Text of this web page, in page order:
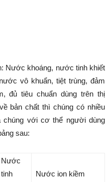
Nước khoáng, nước tinh khiết
vô khuẩn, tiệt trùng, đảm
đủ tiêu chuẩn dùng trên thị
bản chất thì chúng có nhiều
chúng với cơ thể người dùng
sau:
Nước
tinh
Nước ion kiềm